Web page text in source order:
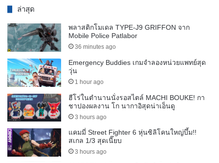
ล่าสุด
พลาสติกโมเดล TYPE-J9 GRIFFON จาก
Mobile Police Patlabor
36 minutes ago
Emergency Buddies เกมจำลองหน่วยแพทย์สุด
วุ่น
1 hour ago
ฮีโร่ในตำนานนั่งรอสไตล์ MACHI BOUKE! กา
ชาปองผลงาน โก นากาอิสุดน่าเอ็นดู
3 hours ago
แคมมี่ Street Fighter 6 หุ่นซิลิโคนใหญ่บึ้ม!!
สเกล 1/3 สุดเนี๊ยบ
3 hours ago